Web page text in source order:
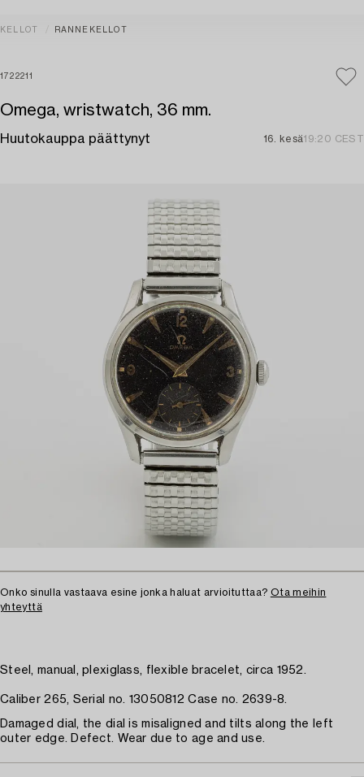
KELLOT RANNEKELLOT
1722211
Omega, wristwatch, 36 mm.
Huutokauppa päättynyt 16. kesä19:20 CEST
Onko sinulla vastaava esine jonka haluat arvioituttaa? Ota meihin
yhteyttä
Steel, manual, plexiglass, flexible bracelet, circa 1952.
Caliber 265, Serial no. 13050812 Case no. 2639-8.
Damaged dial, the dial is misaligned and tilts along the left
outer edge. Defect. Wear due to age and use.